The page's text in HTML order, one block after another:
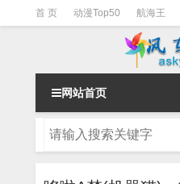
首 页 动漫Top50 航海王
一拳超人
网站首页